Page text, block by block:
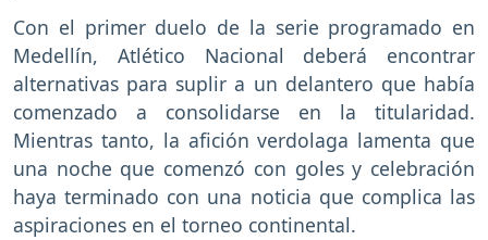
Con el primer duelo de la serie programado en
Medellín, Atlético Nacional deberá encontrar
alternativas para suplir a un delantero que había
comenzado a consolidarse en la titularidad.
Mientras tanto, la afición verdolaga lamenta que
una noche que comenzó con goles y celebración
haya terminado con una noticia que complica las
aspiraciones en el torneo continental.